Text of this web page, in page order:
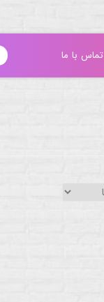
تماس با ما